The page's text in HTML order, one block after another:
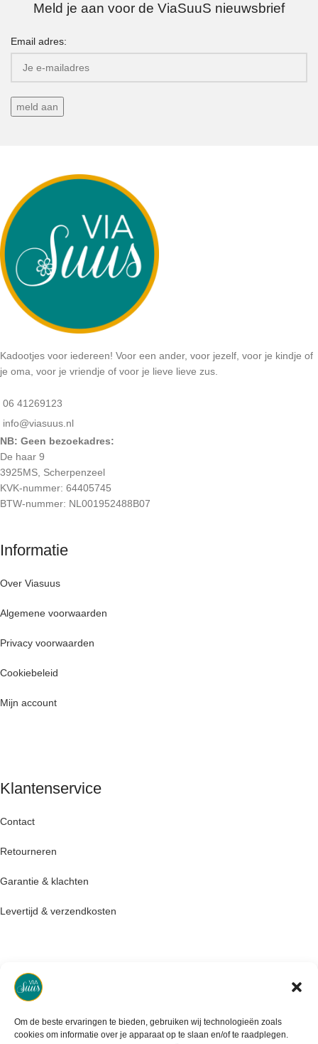
Om de beste ervaringen te bieden, gebruiken wij technologieën zoals
cookies om informatie over je apparaat op te slaan en/of te raadplegen.
Meld je aan voor de ViaSuuS nieuwsbrief
Email adres:
Kadootjes voor iedereen! Voor een ander, voor jezelf, voor je kindje of
je oma, voor je vriendje of voor je lieve lieve zus.
06 41269123
info@viasuus.nl
NB: Geen bezoekadres:
De haar 9
3925MS, Scherpenzeel
KVK-nummer: 64405745
BTW-nummer: NL001952488B07
Informatie
Over Viasuus
Algemene voorwaarden
Privacy voorwaarden
Cookiebeleid
Mijn account
Klantenservice
Contact
Retourneren
Garantie & klachten
Levertijd & verzendkosten